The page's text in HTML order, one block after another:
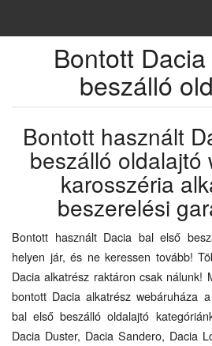
Bontott
beszálló
Bontott használt
beszálló oldalajtó
karosszéria
beszerelési
Bontott használt Dacia bal első
helyen jár, és ne keressen tovább!
Dacia alkatrész raktáron csak nálunk!
bontott Dacia alkatrész webáruháza
bal első beszálló oldalajtó
Dacia Duster, Dacia Sandero, Dacia